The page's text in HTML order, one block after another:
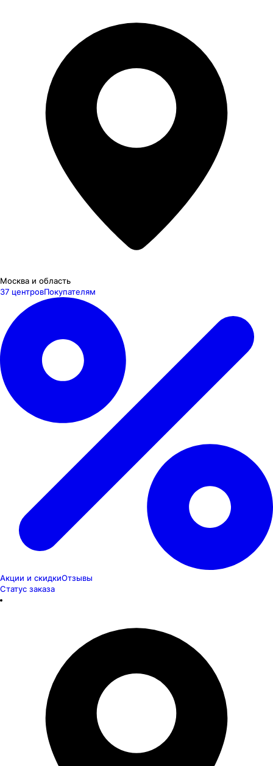
Москва и область
37 центровПокупателям
Акции и скидкиОтзывы
Статус заказа